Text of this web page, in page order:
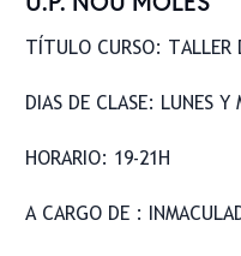
TÍTULO CURSO: TALLER
DIAS DE CLASE: LUNES Y
HORARIO: 19-21H
A CARGO DE :